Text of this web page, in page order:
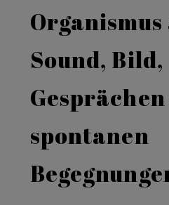
Organismus
Sound, Bild,
spontanen